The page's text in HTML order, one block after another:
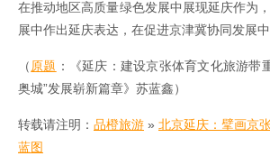
在推动地区高质量绿色发展中展现延庆作为
展中作出延庆表达，在促进京津冀协同发展中
（原题 ：《延庆：建设京张体育文化旅游带
奥城”发展崭新篇章》苏蓝鑫）
转载请注明： 品橙旅游 » 北京延庆：擘画京
蓝图